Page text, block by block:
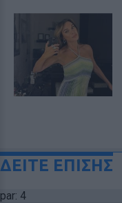
ΔΕΙΤΕ ΕΠΙΣΗΣ
par: 4